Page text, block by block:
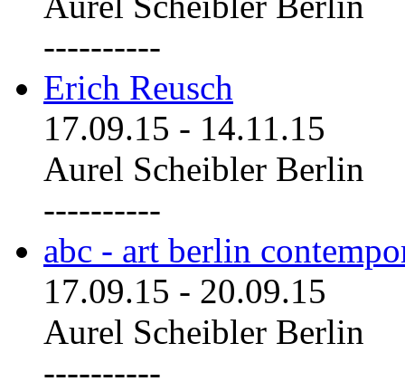
----------
Erich Reusch
17.09.15 - 14.11.15
Aurel Scheibler Berlin
----------
abc - art berlin
17.09.15 - 20.09.15
Aurel Scheibler Berlin
----------